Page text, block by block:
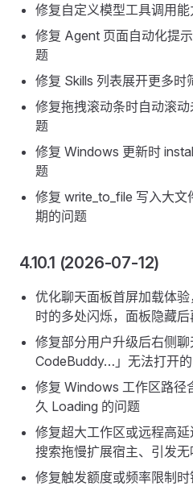
修复自定义模型工具调用
修复 Agent 页面自动化提
题
修复 Skills 列表展开更多时
修复拖拽滚动条时自动滚
题
修复 Windows 更新时
题
修复 write_to_file 写入大
期的问题
4.10.1 (2026-07-12)
优化聊天面板首屏加载体
时的多处闪烁，面板隐藏
修复部分用户升级后右侧
CodeBuddy…」无法打开
修复 Windows 工作区路径
久 Loading 的问题
修复超大工作区或远程高
搜索拖慢扩展宿主、引发
修复触发额度或频率限制